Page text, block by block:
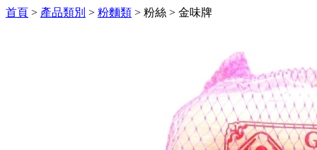
首頁 > 產品類別 > 粉麵類 > 粉絲 > 金味牌